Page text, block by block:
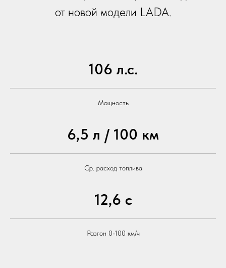
от новой модели LADA.
106 л.с.
Мощность
6,5 л / 100 км
Ср. расход топлива
12,6 с
Разгон 0-100 км/ч